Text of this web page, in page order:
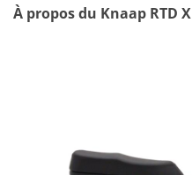
À propos du Knaap RTD X